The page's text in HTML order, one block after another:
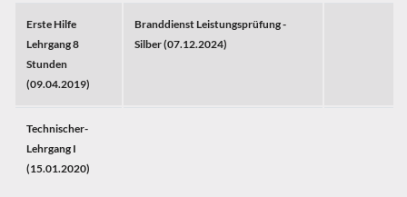
Erste Hilfe
Lehrgang 8
Stunden
(09.04.2019)
Branddienst Leistungsprüfung -
Silber (07.12.2024)
Technischer-
Lehrgang I
(15.01.2020)